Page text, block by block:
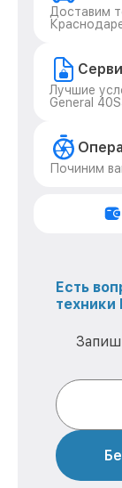
Доставим
Лучшие
General
Починим
Есть
техники